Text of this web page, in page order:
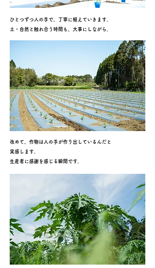
ひとつずつ人の手で、丁寧に植えていきます。
土・自然と触れ合う時間も、大事にしながら。
改めて、作物は人の手が作り出しているんだと
実感します​。
生産者に感謝を感じる瞬間です。